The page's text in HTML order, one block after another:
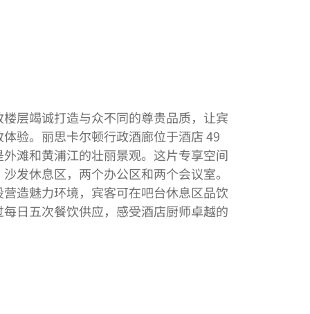
层竭诚打造与众不同的尊贵品质，让宾
验。丽思卡尔顿行政酒廊位于酒店 49
滩和黄浦江的壮丽景观。这片专享空间
发休息区，两个办公区和两个会议室。
造魅力环境，宾客可在吧台休息区品饮
日五次餐饮供应，感受酒店厨师卓越的